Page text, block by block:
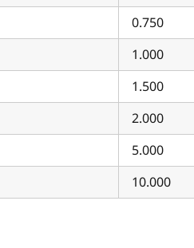
0.750
1.000
1.500
2.000
5.000
10.000